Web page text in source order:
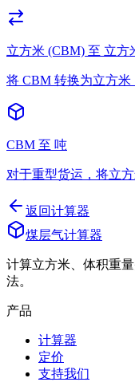
立方米 (CBM) 至 立方
将 CBM 转换为立方米
CBM 至 吨
对于重型货运，将立方
返回计算器
煤层气计算器
计算立方米、体积重
法。
产品
计算器
定价
支持我们